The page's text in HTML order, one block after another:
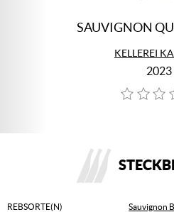
SAUVIGNON
KELLEREI
2023
REBSORTE(N) Sauvignon